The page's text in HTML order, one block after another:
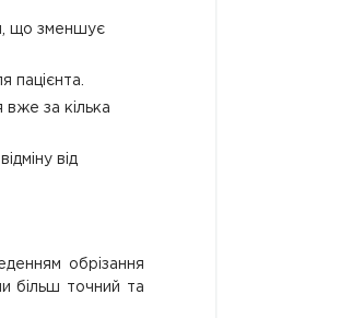
що зменшує
пацієнта.
за кілька
від
обрізання
більш точний та